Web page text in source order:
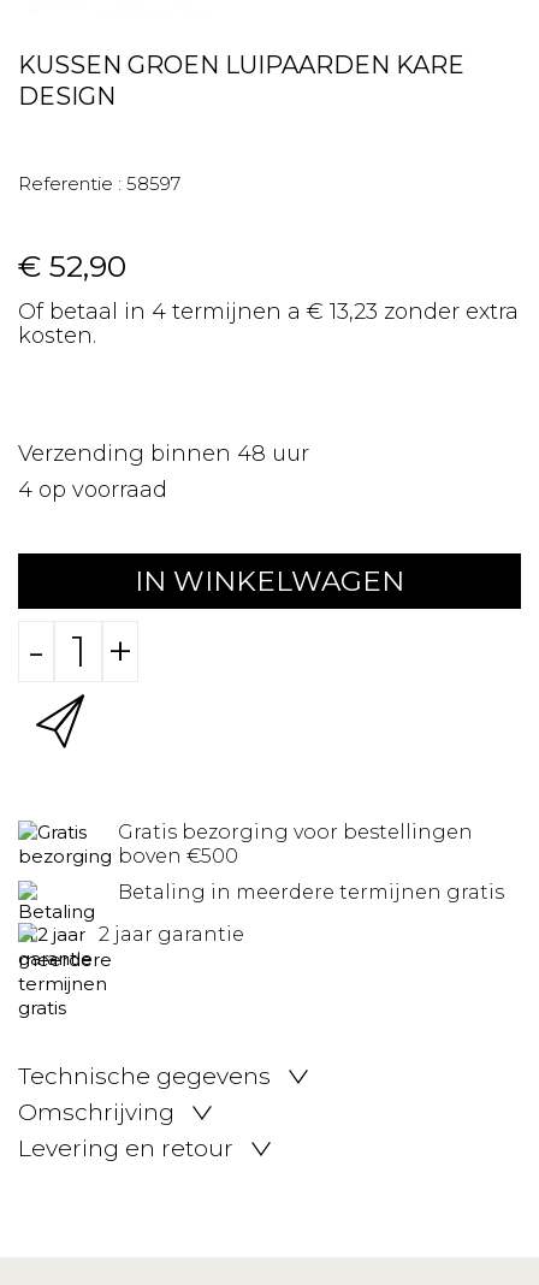
KUSSEN GROEN LUIPAARDEN KARE
DESIGN
Referentie : 58597
€ 52,90
Of betaal in 4 termijnen a € 13,23 zonder extra
kosten.
Verzending binnen 48 uur
4 op voorraad
IN WINKELWAGEN
- +
Gratis bezorging voor bestellingen
boven €500
Betaling in meerdere termijnen gratis
2 jaar garantie
Technische gegevens
Omschrijving
Levering en retour